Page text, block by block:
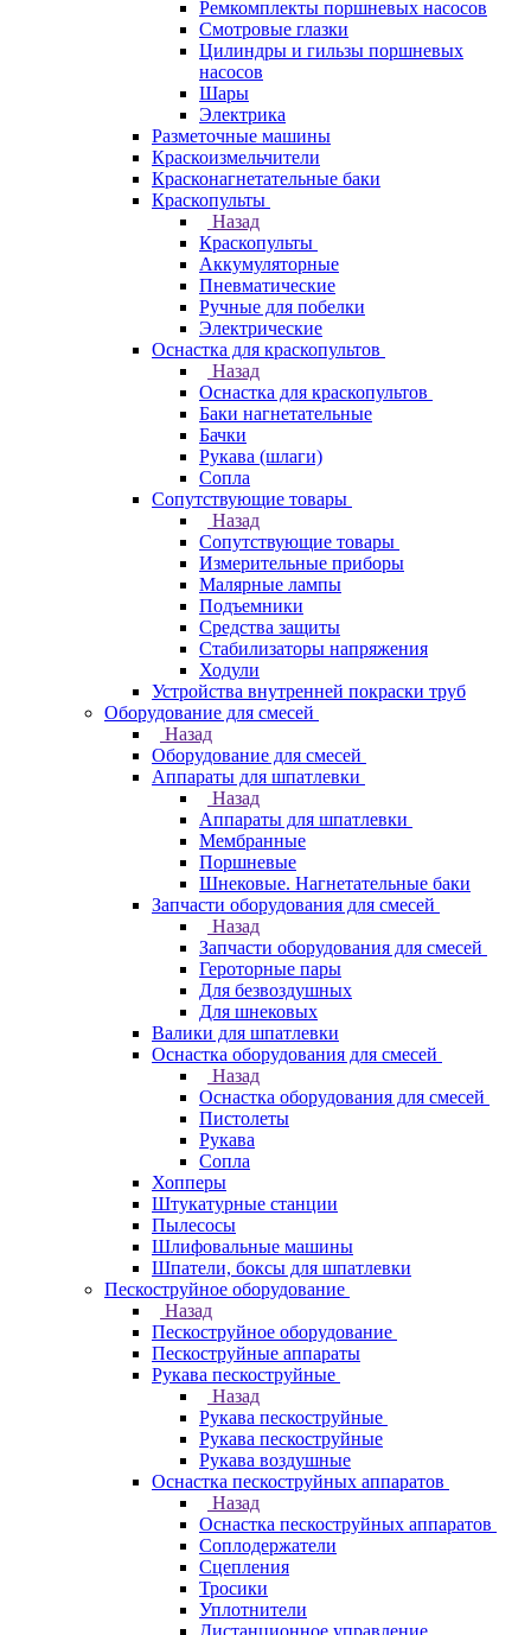
Ремкомплекты поршневых насосов
Смотровые глазки
Цилиндры и гильзы поршневых
насосов
Шары
Электрика
Разметочные машины
Краскоизмельчители
Красконагнетательные баки
Краскопульты
Назад
Краскопульты
Аккумуляторные
Пневматические
Ручные для побелки
Электрические
Оснастка для краскопультов
Назад
Оснастка для краскопультов
Баки нагнетательные
Бачки
Рукава (шлаги)
Сопла
Сопутствующие товары
Назад
Сопутствующие товары
Измерительные приборы
Малярные лампы
Подъемники
Средства защиты
Стабилизаторы напряжения
Ходули
Устройства внутренней покраски труб
Оборудование для смесей
Назад
Оборудование для смесей
Аппараты для шпатлевки
Назад
Аппараты для шпатлевки
Мембранные
Поршневые
Шнековые. Нагнетательные баки
Запчасти оборудования для смесей
Назад
Запчасти оборудования для смесей
Героторные пары
Для безвоздушных
Для шнековых
Валики для шпатлевки
Оснастка оборудования для смесей
Назад
Оснастка оборудования для смесей
Пистолеты
Рукава
Сопла
Хопперы
Штукатурные станции
Пылесосы
Шлифовальные машины
Шпатели, боксы для шпатлевки
Пескоструйное оборудование
Назад
Пескоструйное оборудование
Пескоструйные аппараты
Рукава пескоструйные
Назад
Рукава пескоструйные
Рукава пескоструйные
Рукава воздушные
Оснастка пескоструйных аппаратов
Назад
Оснастка пескоструйных аппаратов
Соплодержатели
Сцепления
Тросики
Уплотнители
Дистанционное управление